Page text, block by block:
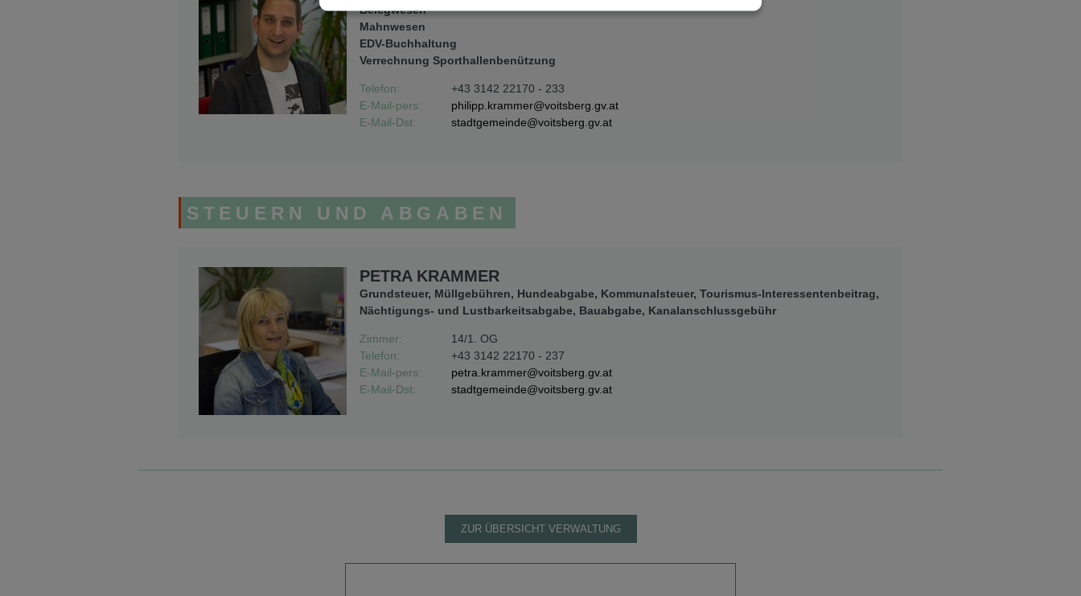
Belegwesen
Mahnwesen
EDV-Buchhaltung
Verrechnung Sporthallenbenützung
Telefon:
+43 3142 22170 - 233
E-Mail-pers:
philipp.krammer@voitsberg.gv.at
E-Mail-Dst:
stadtgemeinde@voitsberg.gv.at
STEUERN UND ABGABEN
PETRA KRAMMER
Grundsteuer, Müllgebühren, Hundeabgabe, Kommunalsteuer, Tourismus-Interessentenbeitrag,
Nächtigungs- und Lustbarkeitsabgabe, Bauabgabe, Kanalanschlussgebühr
Zimmer:
14/1. OG
Telefon:
+43 3142 22170 - 237
E-Mail-pers:
petra.krammer@voitsberg.gv.at
E-Mail-Dst:
stadtgemeinde@voitsberg.gv.at
ZUR ÜBERSICHT VERWALTUNG